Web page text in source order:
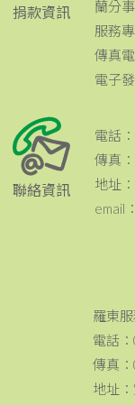
捐款資訊
蘭分
服務
傳真
電子
聯絡資訊
電話
傳真
地址
email
羅東
電話
傳真
地址